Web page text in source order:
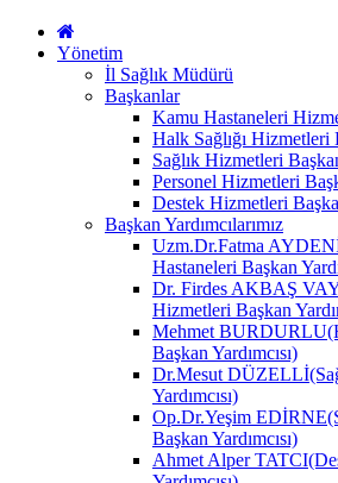
Yönetim
İl Sağlık Müdürü
Başkanlar
Kamu Hastaneleri
Halk Sağlığı Hizmetleri
Sağlık Hizmetleri
Personel Hizmetleri
Destek Hizmetleri
Başkan Yardımcılarımız
Uzm.Dr.Fatma
Hastaneleri Başkan
Dr. Firdes AKBAŞ
Hizmetleri Başkan
Mehmet
Başkan Yardımcısı)
Dr.Mesut
Yardımcısı)
Op.Dr.Yeşim
Başkan Yardımcısı)
Ahmet Alper